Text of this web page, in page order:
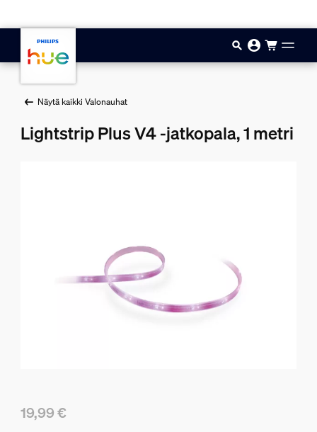
Näytä kaikki Valonauhat
Lightstrip Plus V4 -jatkopala, 1 metri
19,99 €